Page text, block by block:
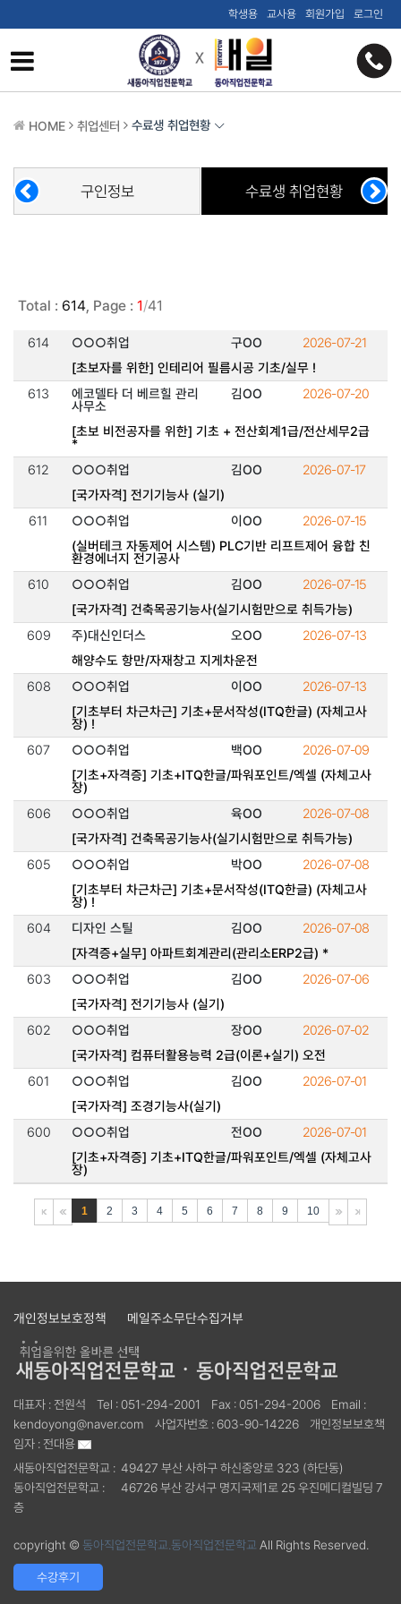
학생용 교사용 회원가입 로그인
HOME 취업센터 수료생 취업현황
구인정보 수료생 취업현황
Total : 614 , Page : 1/41
614 ○○○취업 구OO
2026-07-21
[초보자를 위한] 인테리어 필름시공 기초/실무 !
613
에코델타 더 베르힐 관리
사무소
김OO 2026-07-20
[초보 비전공자를 위한] 기초 + 전산회계1급/전산세무2급
*
612
○○○취업 김OO
2026-07-17
[국가자격] 전기기능사 (실기)
611
○○○취업 이OO
2026-07-15
(실버테크 자동제어 시스템) PLC기반 리프트제어 융합 친
환경에너지 전기공사
610
○○○취업 김OO
2026-07-15
[국가자격] 건축목공기능사(실기시험만으로 취득가능)
609
주)대신인더스 오OO
2026-07-13
해양수도 항만/자재창고 지게차운전
608
○○○취업 이OO
2026-07-13
[기초부터 차근차근] 기초+문서작성(ITQ한글) (자체고사
장) !
607
○○○취업 백OO
2026-07-09
[기초+자격증] 기초+ITQ한글/파워포인트/엑셀 (자체고사
장)
606
○○○취업 육OO
2026-07-08
[국가자격] 건축목공기능사(실기시험만으로 취득가능)
605
○○○취업 박OO
2026-07-08
[기초부터 차근차근] 기초+문서작성(ITQ한글) (자체고사
장) !
604
디자인 스틸 김OO
2026-07-08
[자격증+실무] 아파트회계관리(관리소ERP2급) *
603
○○○취업 김OO
2026-07-06
[국가자격] 전기기능사 (실기)
602
○○○취업 장OO
2026-07-02
[국가자격] 컴퓨터활용능력 2급(이론+실기) 오전
601
○○○취업 김OO
2026-07-01
[국가자격] 조경기능사(실기)
600
○○○취업 전OO
2026-07-01
[기초+자격증] 기초+ITQ한글/파워포인트/엑셀 (자체고사
장)
1 2 3 4 5 6 7 8 9 10
개인정보보호정책 메일주소무단수집거부
대표자 : 전원석 Tel :051-294-2001 Fax :051-294-2006
Email :
kendoyong@naver.com
사업자번호 : 603-90-14226
개인정보보호책
임자 : 전대용
새동아직업전문학교 : 49427 부산 사하구 하신중앙로 323 (하단동)
동아직업전문학교 :
46726 부산 강서구 명지국제1로 25 우진메디컬빌딩 7
층
copyright © 동아직업전문학교.동아직업전문학교 All Rights Reserved.
수강후기